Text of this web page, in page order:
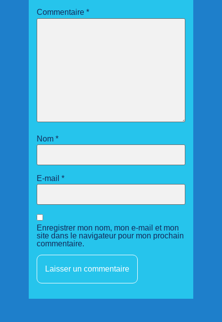
Commentaire *
Nom *
E-mail *
Enregistrer mon nom, mon e-mail et mon
site dans le navigateur pour mon prochain
commentaire.